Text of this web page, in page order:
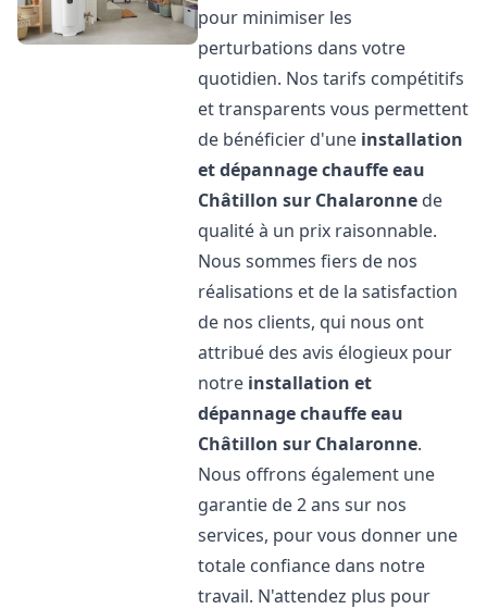
pour minimiser les
perturbations dans votre
quotidien. Nos tarifs compétitifs
et transparents vous permettent
de bénéficier d'une installation
et dépannage chauffe eau
Châtillon sur Chalaronne de
qualité à un prix raisonnable.
Nous sommes fiers de nos
réalisations et de la satisfaction
de nos clients, qui nous ont
attribué des avis élogieux pour
notre installation et
dépannage chauffe eau
Châtillon sur Chalaronne.
Nous offrons également une
garantie de 2 ans sur nos
services, pour vous donner une
totale confiance dans notre
travail. N'attendez plus pour